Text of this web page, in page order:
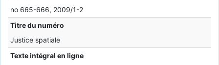
no 665-666, 2009/1-2
Titre du numéro
Justice spatiale
Texte intégral en ligne